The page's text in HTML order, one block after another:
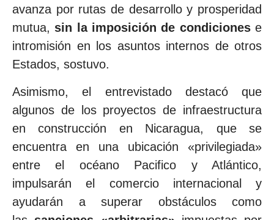
avanza por rutas de desarrollo y prosperidad
mutua, sin la imposición de condicionese
intromisión en los asuntos internos de otros
Estados, sostuvo.
Asimismo, el entrevistado destacó que
algunos de los proyectos de infraestructura
en construcción en Nicaragua, que se
encuentra en una ubicación «privilegiada»
entre el océano Pacifico y Atlántico,
impulsarán el comercio internacional y
ayudarán a superar obstáculos como